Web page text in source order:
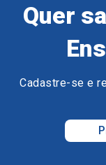
Quer
Cadastre-se e